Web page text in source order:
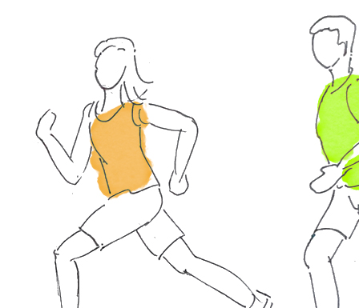
Wil je dat de ontvanger zelf een workshop kan kiezen? Schrijf je
dan in met je eigen naam en mailadres bij een workshop die als prijs
de waarde van je cadeau heeft.
Vermeld bij ‘Opmerking’ voor wie het is en ‘
workshop nog te
Wij weten dan dat die persoon voor die waarde een workshop kan
kiezen (of meerdere zolang dat past binnen de waarde).
Lees s.v.p. ook de
Algemene voorwaarden
‘Inschrijving als cadeau’.
Download er een leuke cadeau-afdruk bij!
Onderstaande afbeeldingen kun je downloaden (met een klik) en
afdrukken als je iemand een workshop cadeau wil geven en er een
leuke afdruk bij wil geven.
Let op: De afdrukken zijn géén entreebewijs: om aan een workshop
mee te doen, is het nog wel nodig een inschrijving te doen op de